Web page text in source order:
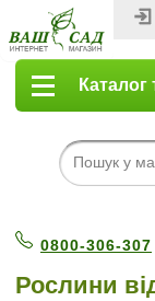
Каталог
0800-306-307
Рослини